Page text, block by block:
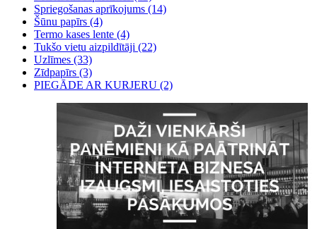
Spriegošanas aprīkojums (14)
Šūnu papīrs (4)
Termo kases lente (4)
Tukšo vietu aizpildītāji (22)
Uzlīmes (33)
Zīdpapīrs (3)
PIEGĀDE AR KURJERU (2)